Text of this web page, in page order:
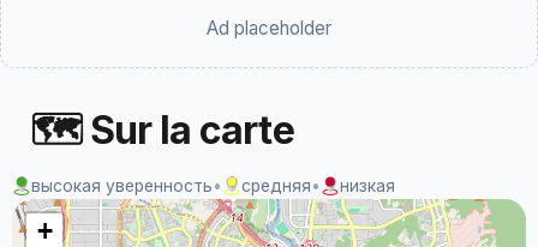
Ad placeholder
🗺 Sur la carte
высокая уверенность• средняя• низкая
+